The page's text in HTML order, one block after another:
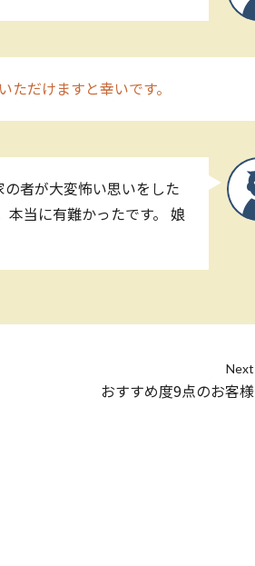
だけますと幸いです。
者が大変怖い思いをした
当に有難かったです。 娘
Next
おすすめ度9点のお客様